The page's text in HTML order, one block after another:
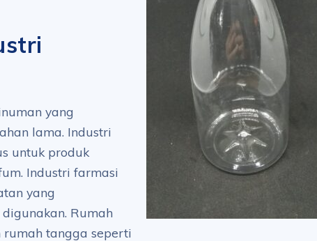
yang
lama. Industri
untuk produk
Industri farmasi
yang
Rumah
tangga seperti